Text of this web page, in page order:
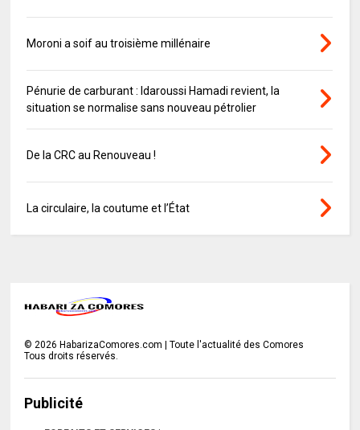
Moroni a soif au troisième millénaire
Pénurie de carburant : Idaroussi Hamadi revient, la
situation se normalise sans nouveau pétrolier
De la CRC au Renouveau !
La circulaire, la coutume et l’État
©2026 HabarizaComores.com | Toute l'actualité des Comores
Tous droits réservés.
Publicité